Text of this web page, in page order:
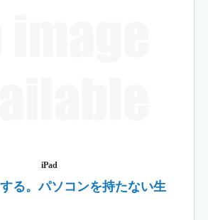
iPad
る。パソコンを持たない生